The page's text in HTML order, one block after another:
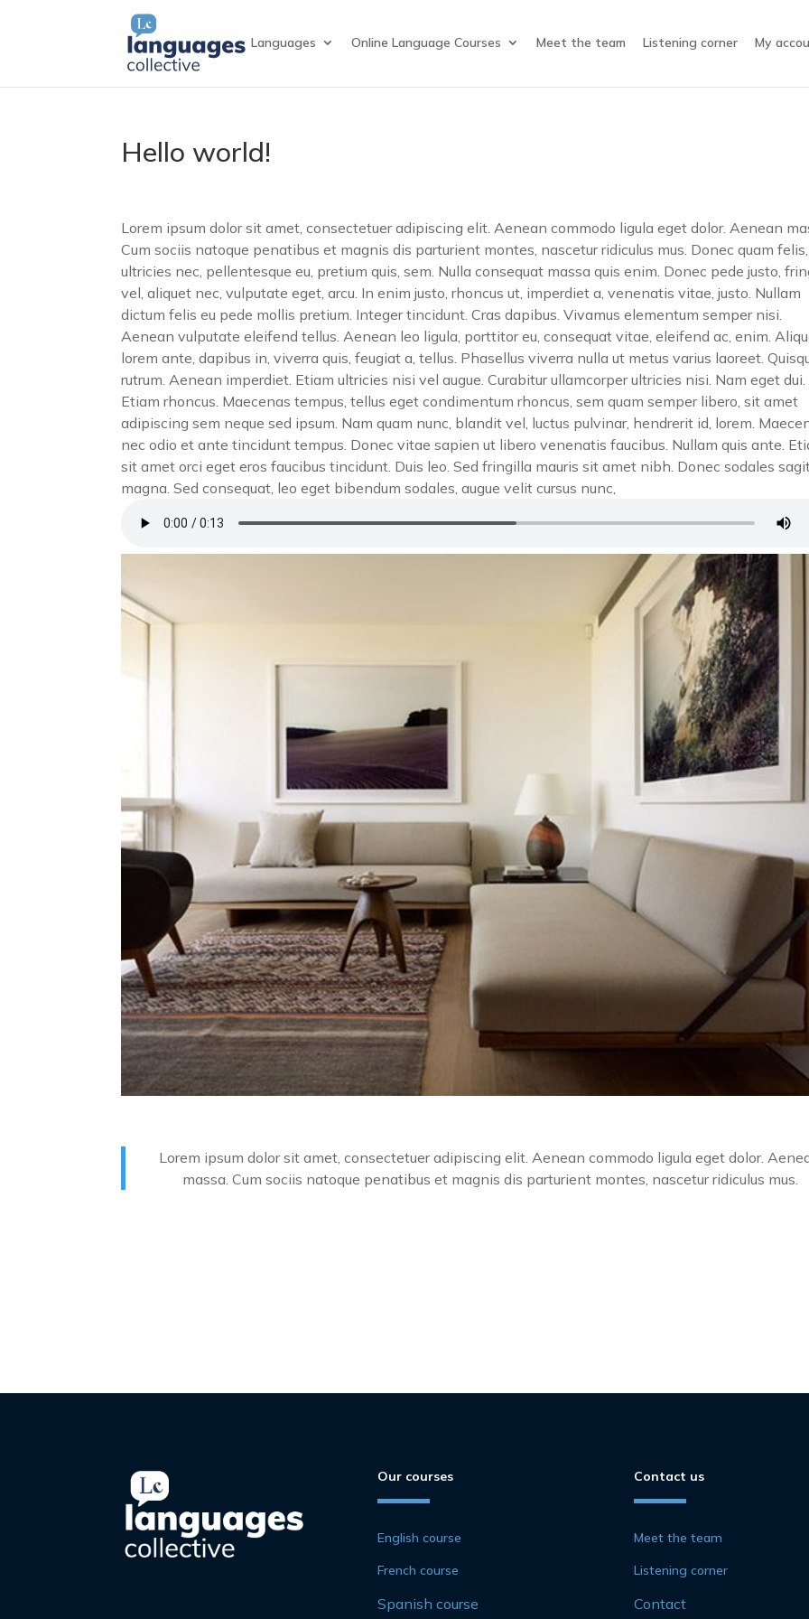
Languages Online Language Courses Meet the team Listening corner My
Hello world!
Lorem ipsum dolor sit amet, consectetuer adipiscing elit. Aenean commodo ligula eget dolor. Aenean
Cum sociis natoque penatibus et magnis dis parturient montes, nascetur ridiculus mus. Donec quam felis,
ultricies nec, pellentesque eu, pretium quis, sem. Nulla consequat massa quis enim. Donec pede justo,
vel, aliquet nec, vulputate eget, arcu. In enim justo, rhoncus ut, imperdiet a, venenatis vitae, justo. Nullam
dictum felis eu pede mollis pretium. Integer tincidunt. Cras dapibus. Vivamus elementum semper nisi.
Aenean vulputate eleifend tellus. Aenean leo ligula, porttitor eu, consequat vitae, eleifend ac, enim.
lorem ante, dapibus in, viverra quis, feugiat a, tellus. Phasellus viverra nulla ut metus varius laoreet.
rutrum. Aenean imperdiet. Etiam ultricies nisi vel augue. Curabitur ullamcorper ultricies nisi. Nam eget dui.
Etiam rhoncus. Maecenas tempus, tellus eget condimentum rhoncus, sem quam semper libero, sit amet
adipiscing sem neque sed ipsum. Nam quam nunc, blandit vel, luctus pulvinar, hendrerit id, lorem.
nec odio et ante tincidunt tempus. Donec vitae sapien ut libero venenatis faucibus. Nullam quis ante.
sit amet orci eget eros faucibus tincidunt. Duis leo. Sed fringilla mauris sit amet nibh. Donec sodales
magna. Sed consequat, leo eget bibendum sodales, augue velit cursus nunc,
Lorem ipsum dolor sit amet, consectetuer adipiscing elit. Aenean commodo ligula eget dolor.
massa. Cum sociis natoque penatibus et magnis dis parturient montes, nascetur ridiculus mus.
Our courses
English course
French course
Spanish course
Contact us
Meet the team
Listening corner
Contact